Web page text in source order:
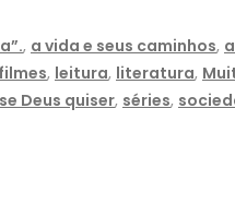
, a vida e seus caminhos,
filmes, leitura, literatura,
se Deus quiser, séries,